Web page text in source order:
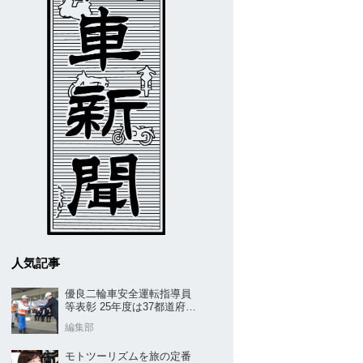
人気記事
優良二輪車安全運転指導員
等表彰 25年度は37都道府県
編集部
モトツーリズムを旅の定番